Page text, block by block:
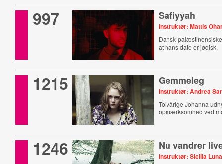
997 Safiyyah
Instruktør: Mattis
Dansk-
at hans date er jødisk.
1215 Gemmeleg
Instruktør: Andrea
Tolvårige Johanna
opmærksomhed ved
1246 Nu vandrer
Instruktør: Sicilla Luna